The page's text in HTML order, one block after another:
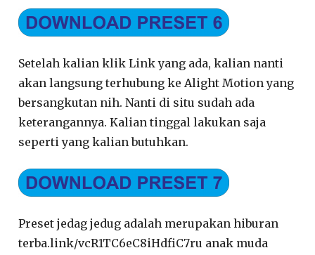
Setelah kalian klik Link yang ada, kalian nanti
akan langsung terhubung ke Alight Motion yang
bersangkutan nih. Nanti di situ sudah ada
keterangannya. Kalian tinggal lakukan saja
seperti yang kalian butuhkan.
Preset jedag jedug adalah merupakan hiburan
terba.link/vcR1TC6eC8iHdfiC7ru anak muda